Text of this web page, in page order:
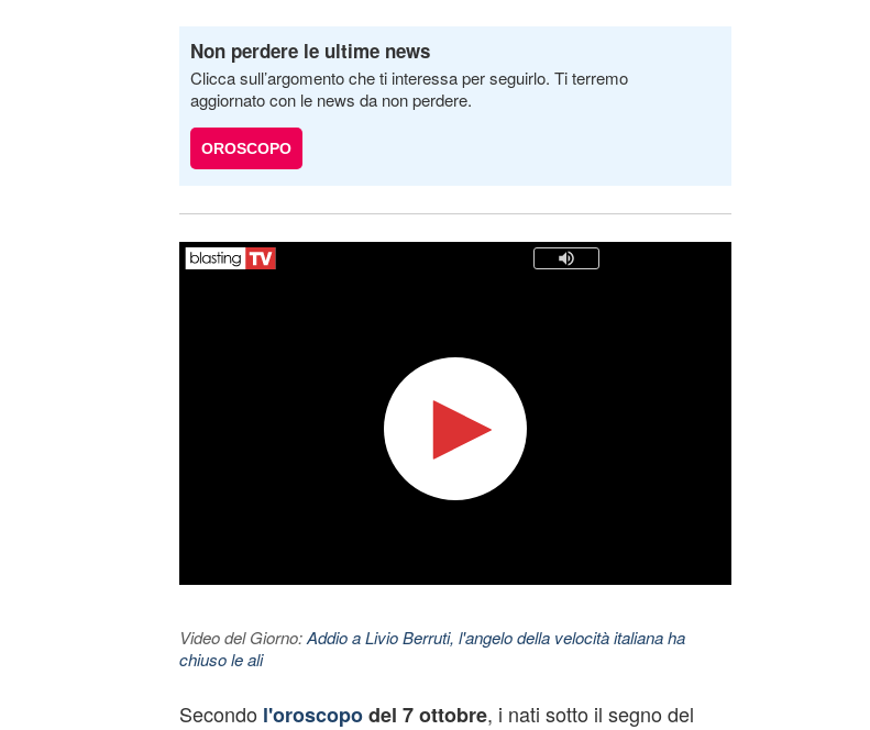
Non perdere le ultime news
Clicca sull’argomento che ti interessa per seguirlo. Ti terremo
aggiornato con le news da non perdere.
OROSCOPO
Video del Giorno:Addio a Livio Berruti, l'angelo della velocità italiana ha
chiuso le ali
Secondo l'oroscopodel 7 ottobre, i nati sotto il segno del